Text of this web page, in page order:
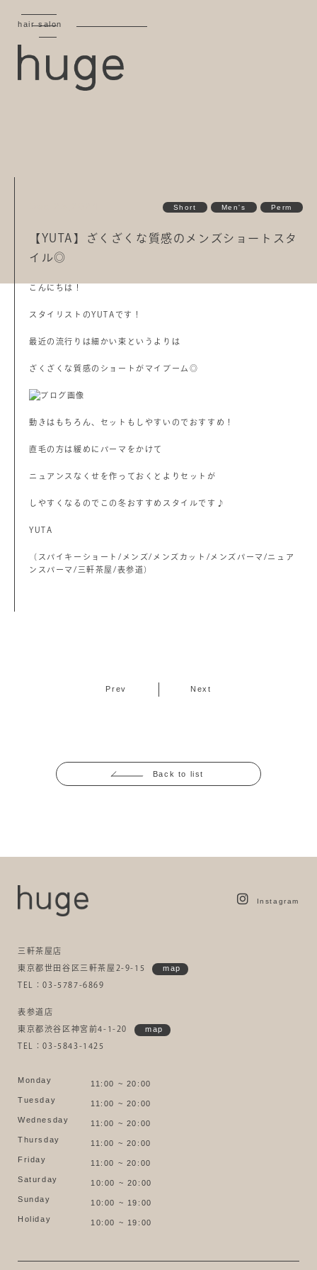
hair salon
Short Men's Perm
【YUTA】ざくざくな質感のメンズショートスタ
イル◎
こんにちは！
スタイリストのYUTAです！
最近の流行りは細かい束というよりは
ざくざくな質感のショートがマイブーム◎
動きはもちろん、セットもしやすいのでおすすめ！
直毛の方は緩めにパーマをかけて
ニュアンスなくせを作っておくとよりセットが
しやすくなるのでこの冬おすすめスタイルです♪
YUTA
（スパイキーショート/メンズ/メンズカット/メンズパーマ/ニュア
ンスパーマ/三軒茶屋/表参道）
Prev Next
Back to list
Instagram
三軒茶屋店
東京都世田谷区三軒茶屋2-9-15 map
TEL：03-5787-6869
表参道店
東京都渋谷区神宮前4-1-20 map
TEL：03-5843-1425
Monday
11:00 ~ 20:00
Tuesday
11:00 ~ 20:00
Wednesday
11:00 ~ 20:00
Thursday
11:00 ~ 20:00
Friday
11:00 ~ 20:00
Saturday
10:00 ~ 20:00
Sunday
10:00 ~ 19:00
Holiday
10:00 ~ 19:00